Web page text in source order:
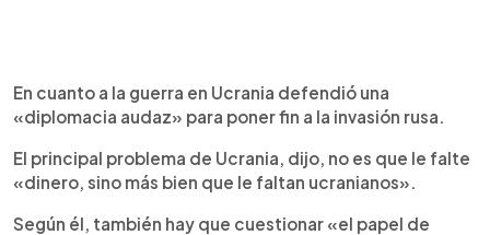
En cuanto a la guerra en Ucrania defendió una
«diplomacia audaz» para poner fin a la invasión rusa.
El principal problema de Ucrania, dijo, no es que le falte
«dinero, sino más bien que le faltan ucranianos».
Según él, también hay que cuestionar «el papel de